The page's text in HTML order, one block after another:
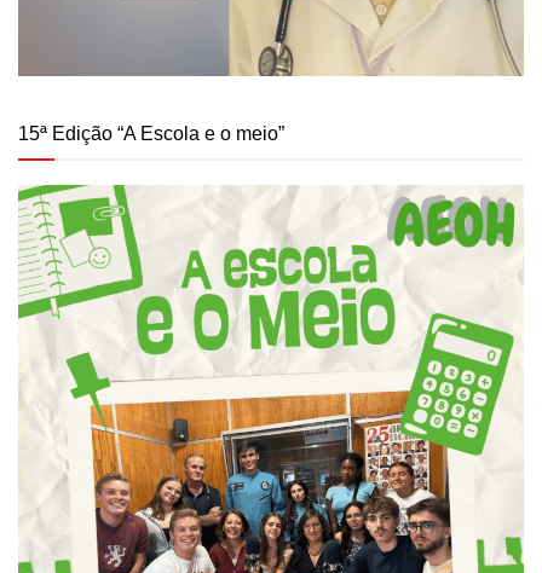
15ª Edição “A Escola e o meio”